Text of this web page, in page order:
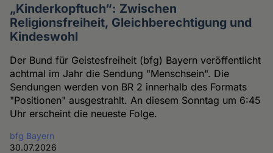
„Kinderkopftuch“: Zwischen
Religionsfreiheit, Gleichberechtigung und
Kindeswohl
Der Bund für Geistesfreiheit (bfg) Bayern veröffentlicht
achtmal im Jahr die Sendung "Menschsein". Die
Sendungen werden von BR 2 innerhalb des Formats
"Positionen" ausgestrahlt. An diesem Sonntag um 6:45
Uhr erscheint die neueste Folge.
bfg Bayern
30.07.2026